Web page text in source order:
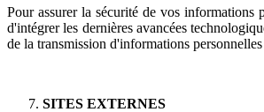
Pour assurer la sécurité de vos informations
d'intégrer les dernières avancées
de la transmission d'informations
SITES EXTERNES